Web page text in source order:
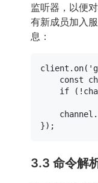
监听器，以便
有新成员加入
息：
client. on(
const
if
    channel.
3.3 命令解